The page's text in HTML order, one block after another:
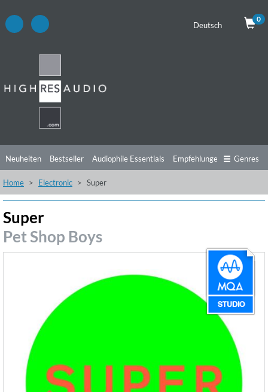
Deutsch
0
Neuheiten Bestseller Audiophile Essentials Empfehlungen
Hörtipps Top Alben Angebote
Genres
Home Electronic Super
Super
Pet Shop Boys